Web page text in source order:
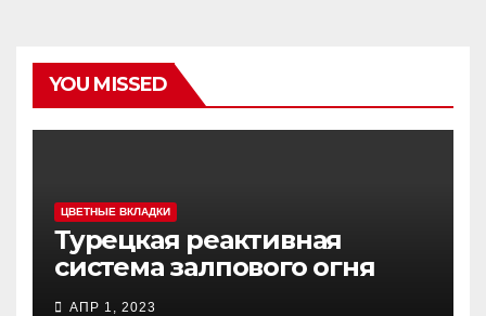
YOU MISSED
ЦВЕТНЫЕ ВКЛАДКИ
Турецкая реактивная
система залпового огня
MCL (Multi-Caliber Launcher)
АПР 1, 2023